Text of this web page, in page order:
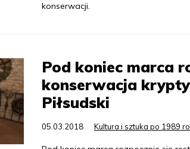
konserwacji.
Pod koniec marca
konserwacja
Piłsudski
05.03.2018 Kultura i sztuka po 1989